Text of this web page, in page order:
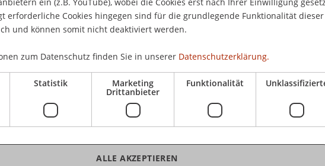
erforderliche Cookies hingegen sind für die grundlegende Funktionalität dieser
und können somit nicht deaktiviert werden.
zum Datenschutz finden Sie in unserer Datenschutzerklärung.
Statistik Marketing
Drittanbieter
Funktionalität
ALLE AKZEPTIEREN